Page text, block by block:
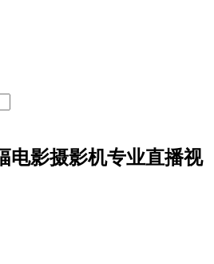
电影摄影机专业直播视